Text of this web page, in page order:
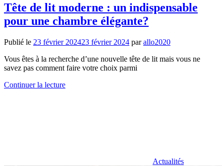
Tête de lit moderne : un indispensable
pour une chambre élégante?
Publié le 23 février 202423 février 2024 parallo2020
Vous êtes à la recherche d’une nouvelle tête de lit mais vous ne
savez pas comment faire votre choix parmi
Continuer la lecture
Actualités